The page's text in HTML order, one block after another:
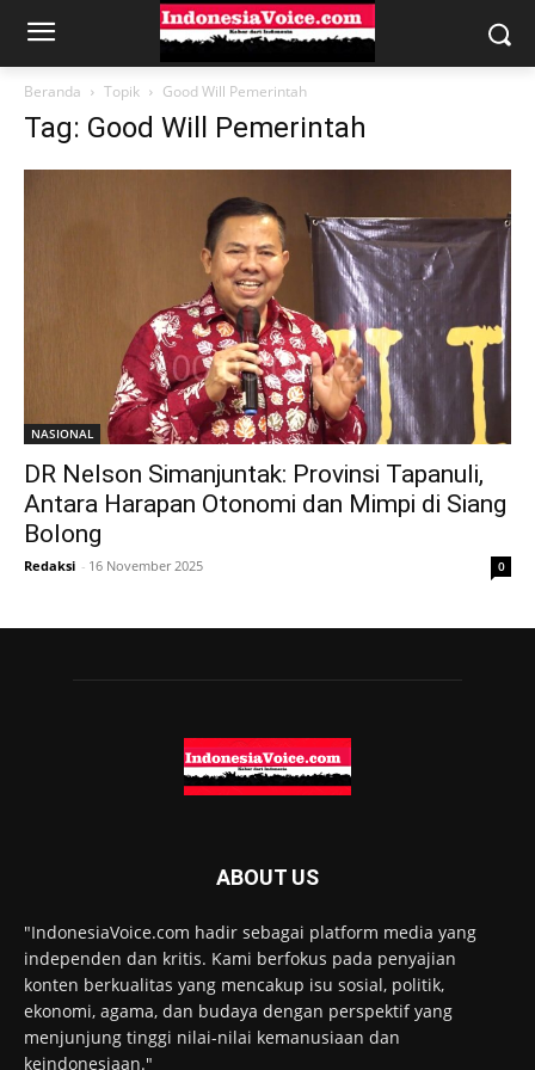
Beranda Topik Good Will Pemerintah
Tag: Good Will Pemerintah
NASIONAL
DR Nelson Simanjuntak: Provinsi Tapanuli,
Antara Harapan Otonomi dan Mimpi di Siang
Bolong
Redaksi - 16 November 2025 0
ABOUT US
"IndonesiaVoice.com hadir sebagai platform media yang
independen dan kritis. Kami berfokus pada penyajian
konten berkualitas yang mencakup isu sosial, politik,
ekonomi, agama, dan budaya dengan perspektif yang
menjunjung tinggi nilai-nilai kemanusiaan dan
keindonesiaan."